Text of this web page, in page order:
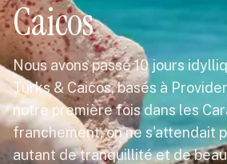
Caicos
Nous avons passé 10 jours
Turks & Caicos, basés à
notre première fois dans les
franchement, on ne s'attendait
autant de tranquillité et de